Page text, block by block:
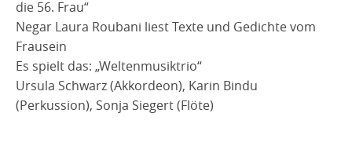
die 56. Frau“
Negar Laura Roubani liest Texte und Gedichte vom
Frausein
Es spielt das: „Weltenmusiktrio“
Ursula Schwarz (Akkordeon), Karin Bindu
(Perkussion), Sonja Siegert (Flöte)